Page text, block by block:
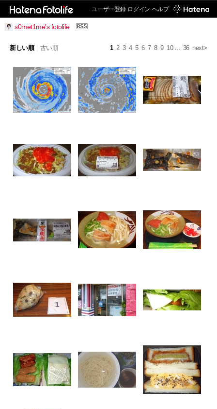
ユーザー登録 ログイン ヘルプ
s0met1me's fotolife
1 2 3 4 5 6 7 8 9 10... 36 next>
新しい順 古い順